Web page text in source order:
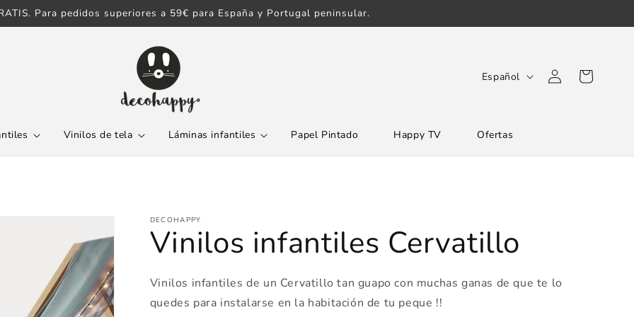
Para pedidos superiores a 59€ para España y Portugal peninsular.
Vinilos de tela Láminas infantiles Papel Pintado Happy TV Ofertas
o
m
Español
Iniciar
sesión
Carrito
DECOHAPPY
Vinilos infantiles Cervatillo
Vinilos infantiles de un Cervatillo tan guapo con muchas ganas de que te lo
quedes para instalarse en la habitación de tu peque !!